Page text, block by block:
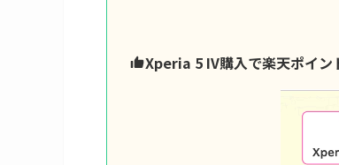
Xperia 5 IV購入で楽天ポイ